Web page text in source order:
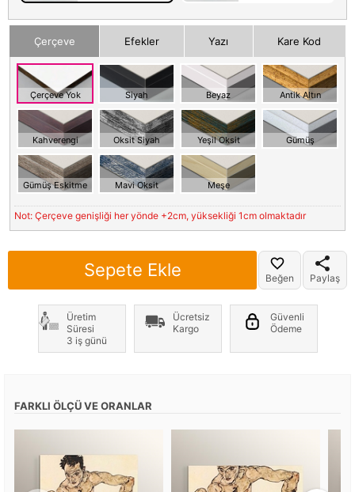
Çerçeve Efekler Yazı Kare Kod
Çerçeve Yok Siyah Beyaz Antik Altın
Kahverengi Oksit Siyah Yeşil Oksit Gümüş
Gümüş Eskitme Mavi Oksit Meşe
Not: Çerçeve genişliği her yönde +2cm, yüksekliği 1cm olmaktadır
Sepete Ekle Beğen Paylaş
Üretim
Süresi
3 iş günü
Ücretsiz
Kargo
Güvenli
Ödeme
FARKLI ÖLÇÜ VE ORANLAR